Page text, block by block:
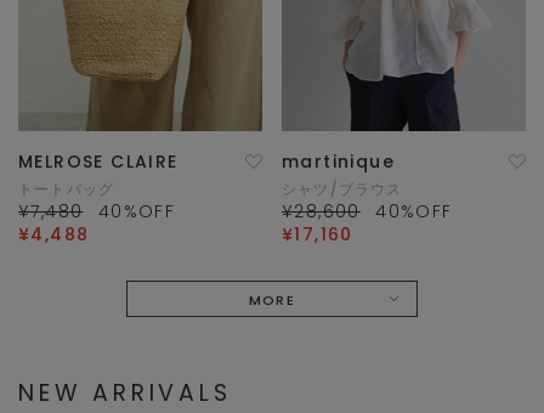
MELROSE CLAIRE
トートバッグ
¥7,480 40 %OFF
¥4,488
martinique
シャツ/ブラウス
¥28,600 40%OFF
¥17,160
MORE
NEW ARRIVALS